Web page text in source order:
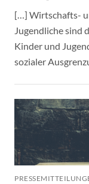
[…] Wirtschafts-
Jugendliche sind
Kinder und
sozialer